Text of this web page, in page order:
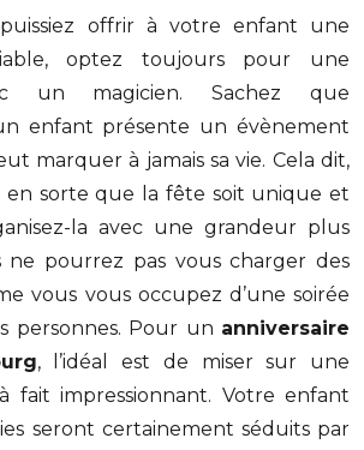
offrir à votre enfant une
optez toujours pour une
un magicien. Sachez que
enfant présente un évènement
marquer à jamais sa vie. Cela dit,
en sorte que la fête soit unique et
la avec une grandeur plus
ne pourrez pas vous charger des
vous vous occupez d’une soirée
personnes. Pour un anniversaire
, l’idéal est de miser sur une
fait impressionnant. Votre enfant
seront certainement séduits par